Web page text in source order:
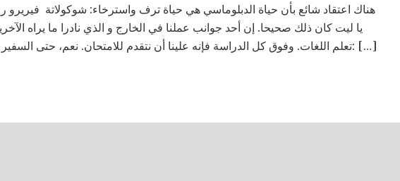
هناك اعتقاد شائع بأن حياة الدبلوماسي هي حياة ترف واسترخاء: شوكولاتة فيريرو
يا ليت كان ذلك صحيحا. إن أحد جوانب عملنا في الخارج و الذي نادرا ما يراه
تعلم اللغات. وفوق كل الدراسة فإنه علينا أن نتقدم للامتحان. نعم، حتى السفير يجب أن يخضع للامتحانات: […]